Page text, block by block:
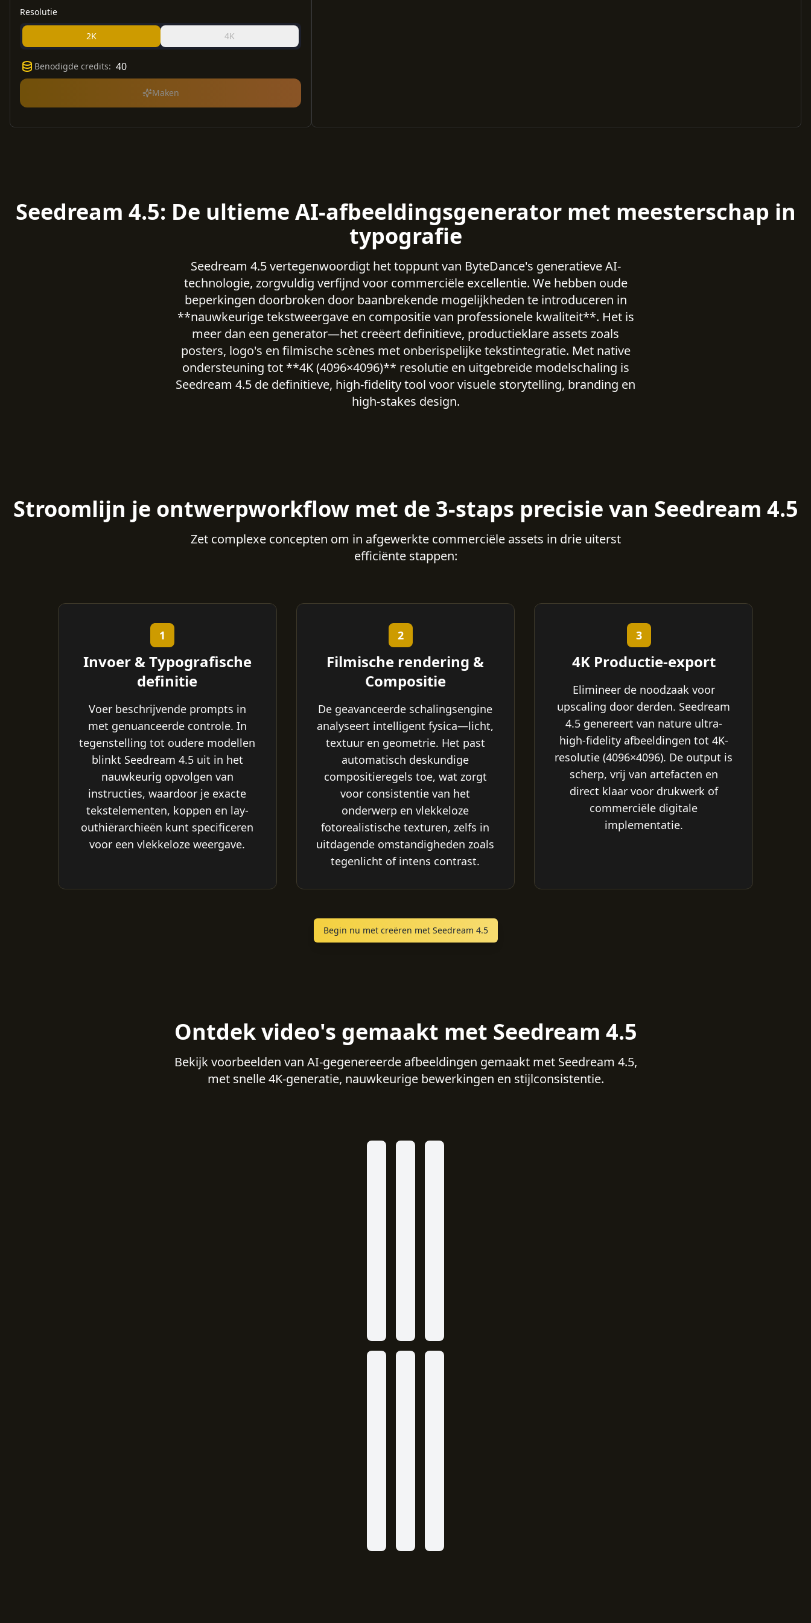
Resolutie
2K 4K
Benodigde credits: 40
Maken
Seedream 4.5: De ultieme AI-afbeeldingsgenerator met meesterschap in
typografie
Seedream 4.5 vertegenwoordigt het toppunt van ByteDance's generatieve AI-
technologie, zorgvuldig verfijnd voor commerciële excellentie. We hebben oude
beperkingen doorbroken door baanbrekende mogelijkheden te introduceren in
**nauwkeurige tekstweergave en compositie van professionele kwaliteit**. Het is
meer dan een generator—het creëert definitieve, productieklare assets zoals
posters, logo's en filmische scènes met onberispelijke tekstintegratie. Met native
ondersteuning tot **4K (4096×4096)** resolutie en uitgebreide modelschaling is
Seedream 4.5 de definitieve, high-fidelity tool voor visuele storytelling, branding en
high-stakes design.
Stroomlijn je ontwerpworkflow met de 3-staps precisie van Seedream 4.5
Zet complexe concepten om in afgewerkte commerciële assets in drie uiterst
efficiënte stappen:
1
Invoer & Typografische
definitie
Voer beschrijvende prompts in
met genuanceerde controle. In
tegenstelling tot oudere modellen
blinkt Seedream 4.5 uit in het
nauwkeurig opvolgen van
instructies, waardoor je exacte
tekstelementen, koppen en lay-
outhiërarchieën kunt specificeren
voor een vlekkeloze weergave.
2
Filmische rendering &
Compositie
De geavanceerde schalingsengine
analyseert intelligent fysica—licht,
textuur en geometrie. Het past
automatisch deskundige
compositieregels toe, wat zorgt
voor consistentie van het
onderwerp en vlekkeloze
fotorealistische texturen, zelfs in
uitdagende omstandigheden zoals
tegenlicht of intens contrast.
3
4K Productie-export
Elimineer de noodzaak voor
upscaling door derden. Seedream
4.5 genereert van nature ultra-
high-fidelity afbeeldingen tot 4K-
resolutie (4096×4096). De output is
scherp, vrij van artefacten en
direct klaar voor drukwerk of
commerciële digitale
implementatie.
Begin nu met creëren met Seedream 4.5
Ontdek video's gemaakt met Seedream 4.5
Bekijk voorbeelden van AI-gegenereerde afbeeldingen gemaakt met Seedream 4.5,
met snelle 4K-generatie, nauwkeurige bewerkingen en stijlconsistentie.